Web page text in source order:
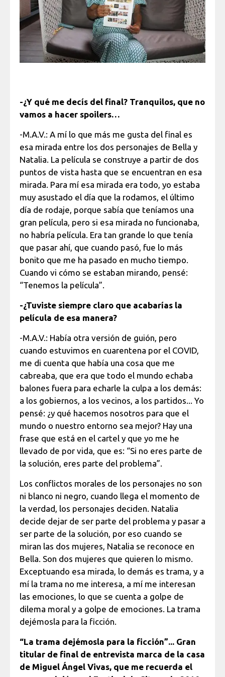
-¿Y qué me decís del final? Tranquilos, que no
vamos a hacer spoilers…
-M.A.V.: A mí lo que más me gusta del final es
esa mirada entre los dos personajes de Bella y
Natalia. La película se construye a partir de dos
puntos de vista hasta que se encuentran en esa
mirada. Para mí esa mirada era todo, yo estaba
muy asustado el día que la rodamos, el último
día de rodaje, porque sabía que teníamos una
gran película, pero si esa mirada no funcionaba,
no habría película. Era tan grande lo que tenía
que pasar ahí, que cuando pasó, fue lo más
bonito que me ha pasado en mucho tiempo.
Cuando vi cómo se estaban mirando, pensé:
“Tenemos la película”.
-¿Tuviste siempre claro que acabarías la
película de esa manera?
-M.A.V.: Había otra versión de guión, pero
cuando estuvimos en cuarentena por el COVID,
me di cuenta que había una cosa que me
cabreaba, que era que todo el mundo echaba
balones fuera para echarle la culpa a los demás:
a los gobiernos, a los vecinos, a los partidos... Yo
pensé: ¿y qué hacemos nosotros para que el
mundo o nuestro entorno sea mejor? Hay una
frase que está en el cartel y que yo me he
llevado de por vida, que es: “Si no eres parte de
la solución, eres parte del problema”.
Los conflictos morales de los personajes no son
ni blanco ni negro, cuando llega el momento de
la verdad, los personajes deciden. Natalia
decide dejar de ser parte del problema y pasar a
ser parte de la solución, por eso cuando se
miran las dos mujeres, Natalia se reconoce en
Bella. Son dos mujeres que quieren lo mismo.
Exceptuando esa mirada, lo demás es trama, y a
mí la trama no me interesa, a mí me interesan
las emociones, lo que se cuenta a golpe de
dilema moral y a golpe de emociones. La trama
dejémosla para la ficción.
“La trama dejémosla para la ficción”... Gran
titular de final de entrevista marca de la casa
de Miguel Ángel Vivas, que me recuerda el